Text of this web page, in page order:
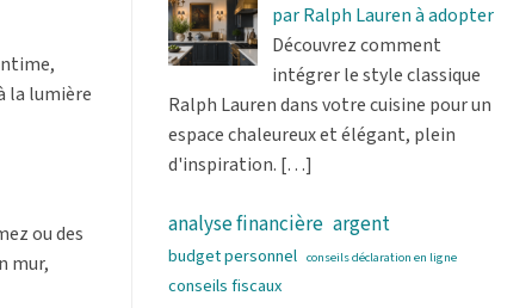
la lumière
ou des
mur,
par Ralph Lauren à adopter
Découvrez comment
intégrer le style classique
Ralph Lauren dans votre cuisine pour un
espace chaleureux et élégant, plein
d'inspiration. […]
analyse financière argent
budget personnel conseils déclaration en ligne
conseils fiscaux